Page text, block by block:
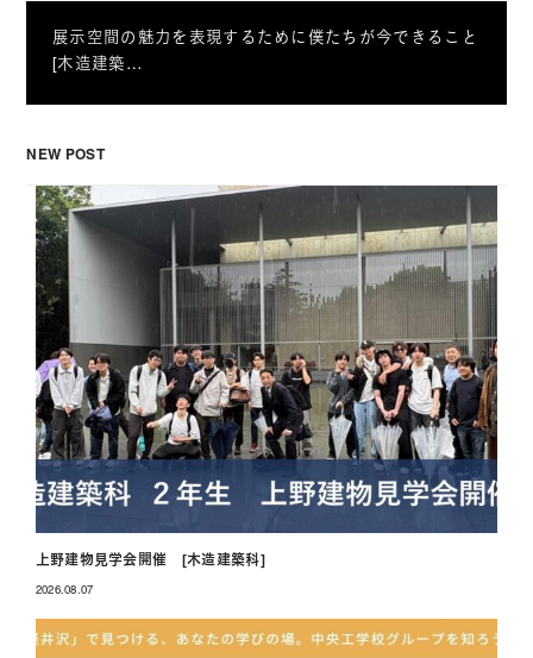
展示空間の魅力を表現するために僕たちが今できること
[木造建築…
NEW POST
上野建物見学会開催 [木造建築科]
2026.08.07